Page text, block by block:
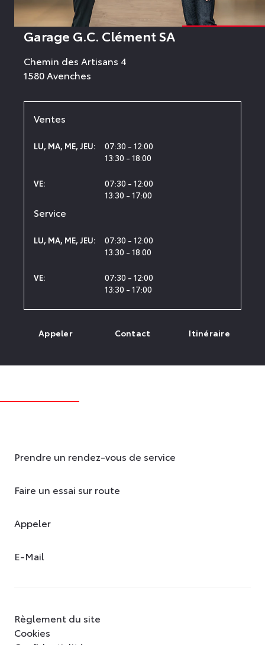
Garage G.C. Clément SA
Chemin des Artisans 4
1580 Avenches
Ventes
LU, MA, ME, JEU:
07:30 - 12:00
13:30 - 18:00
VE:
07:30 - 12:00
13:30 - 17:00
Service
LU, MA, ME, JEU:
07:30 - 12:00
13:30 - 18:00
VE:
07:30 - 12:00
13:30 - 17:00
Appeler Contact Itinéraire
Prendre un rendez-vous de service
Faire un essai sur route
Appeler
E-Mail
Règlement du site
Cookies